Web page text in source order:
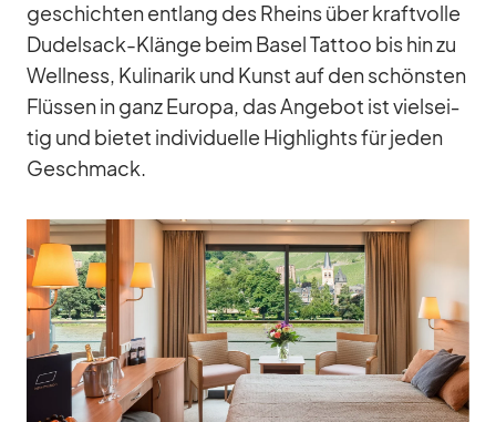
ge­schich­ten ent­lang des Rheins über kraft­volle
Du­del­sack-Klänge beim Ba­sel Tat­too bis hin zu
Well­ness, Ku­li­na­rik und Kunst auf den schöns­ten
Flüs­sen in ganz Eu­ropa, das An­ge­bot ist viel­sei­
tig und bie­tet in­di­vi­du­elle High­lights für je­den
Ge­schmack.